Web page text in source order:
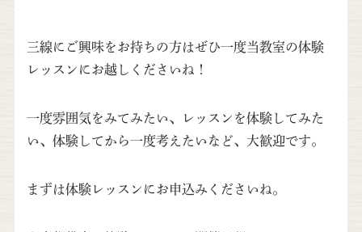
三線にご興味をお持ちの方はぜひ一度当教室の体験
レッスンにお越しくださいね！
一度雰囲気をみてみたい、レッスンを体験してみた
い、体験してから一度考えたいなど、大歓迎です。
まずは体験レッスンにお申込みくださいね。